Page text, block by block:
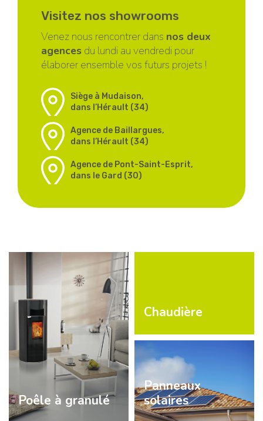
Visitez nos showrooms
Venez nous rencontrer dans nos deux
agences du lundi au vendredi pour
élaborer ensemble vos futurs projets !
Siège à Mudaison,
dans l’Hérault (34)
Agence de Baillargues,
dans l’Hérault (34)
Agence de Pont-Saint-Esprit,
dans le Gard (30)
Poêle à granulé
Chaudière
Panneaux
solaires